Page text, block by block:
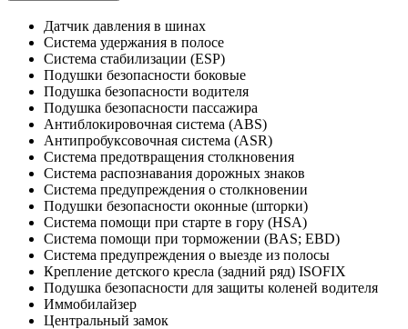
Датчик давления в шинах
Система удержания в полосе
Система стабилизации (ESP)
Подушки безопасности боковые
Подушка безопасности водителя
Подушка безопасности пассажира
Антиблокировочная система (ABS)
Антипробуксовочная система (ASR)
Система предотвращения столкновения
Система распознавания дорожных знаков
Система предупреждения о столкновении
Подушки безопасности оконные (шторки)
Система помощи при старте в гору (HSA)
Система помощи при торможении (BAS; EBD)
Система предупреждения о выезде из полосы
Крепление детского кресла (задний ряд) ISOFIX
Подушка безопасности для защиты коленей водителя
Иммобилайзер
Центральный замок